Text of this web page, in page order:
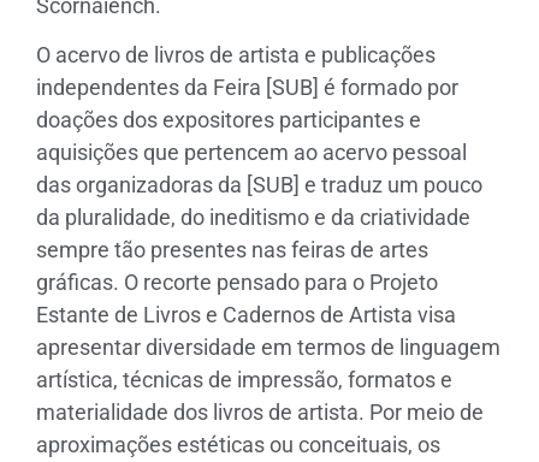
O acervo de livros de artista e publicações
independentes da Feira [SUB] é formado por
doações dos expositores participantes e
aquisições que pertencem ao acervo pessoal
das organizadoras da [SUB] e traduz um pouco
da pluralidade, do ineditismo e da criatividade
sempre tão presentes nas feiras de artes
gráficas. O recorte pensado para o Projeto
Estante de Livros e Cadernos de Artista visa
apresentar diversidade em termos de linguagem
artística, técnicas de impressão, formatos e
materialidade dos livros de artista. Por meio de
aproximações estéticas ou conceituais, os